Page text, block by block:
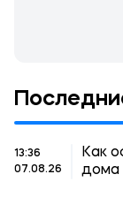
13:36
07.08.26
Как
дома